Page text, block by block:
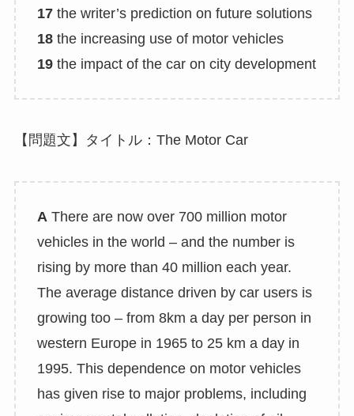
17the writer’s prediction on future solutions
18the increasing use of motor vehicles
19the impact of the car on city development
【問題文】タイトル：The Motor Car
AThere are now over 700 million motor
vehicles in the world – and the number is
rising by more than 40 million each year.
The average distance driven by car users is
growing too – from 8km a day per person in
western Europe in 1965 to 25 km a day in
1995. This dependence on motor vehicles
has given rise to major problems, including